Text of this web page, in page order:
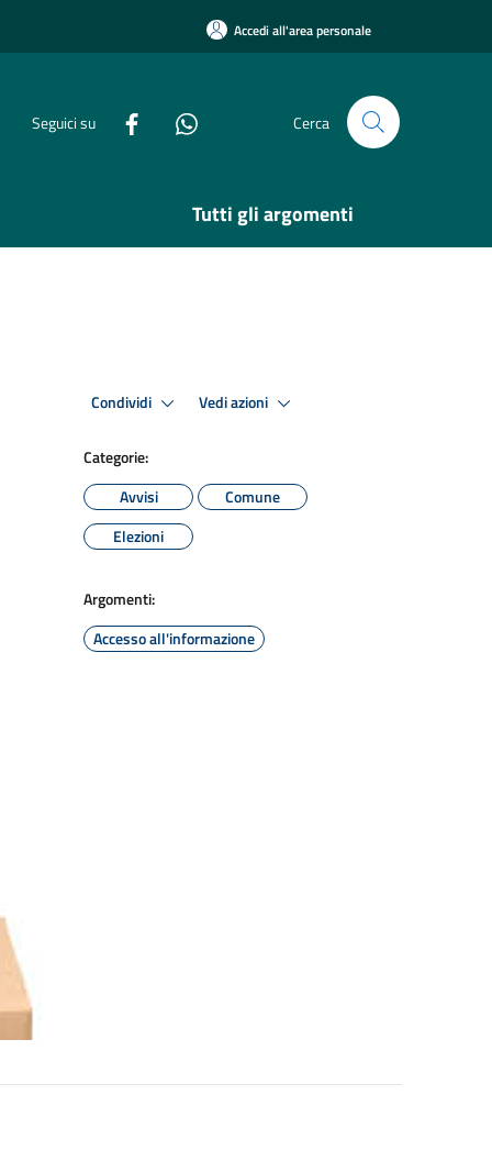
Accedi all'area personale
Seguici su Cerca
Tutti gli argomenti
Condividi Vedi azioni
Categorie:
Avvisi
Comune
Elezioni
Argomenti:
Accesso all'informazione